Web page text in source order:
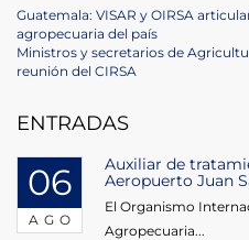
Navegación
de
Previous
Post
Guatemala: VISAR y OIRSA
agropecuaria del país
Next
Post
Ministros y secretarios de
reunión del CIRSA
ENTRADAS
06
AGO
Auxiliar de
Aeropuerto Juan
El Organismo
Agropecuaria...